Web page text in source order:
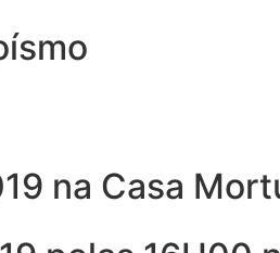
na Casa